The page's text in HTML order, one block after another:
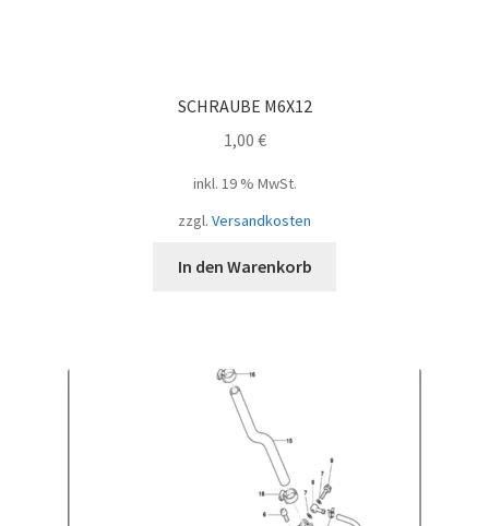
SCHRAUBE M6X12
1,00 €
inkl. 19 % MwSt.
zzgl. Versandkosten
In den Warenkorb